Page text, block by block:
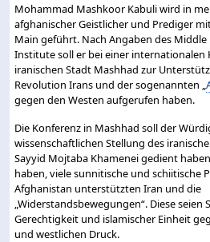
Mohammad Mashkoor Kabuli wird in
afghanischer Geistlicher und Prediger
Main geführt. Nach Angaben des Middle
Institute soll er bei einer internationalen
iranischen Stadt Mashhad zur
Revolution Irans und der sogenannten „
gegen den Westen aufgerufen haben.
Die Konferenz in Mashhad soll der
wissenschaftlichen Stellung des
Sayyid Mojtaba Khamenei gedient
haben, viele sunnitische und schiitische
Afghanistan unterstützten Iran und die
„Widerstandsbewegungen“. Diese seien
Gerechtigkeit und islamischer Einheit
und westlichen Druck.